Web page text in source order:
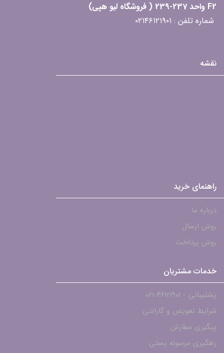
F2 واحد 237-239 ( فروشگاه لیو هپی)
شماره تلفن : ۰۲۱۴۶۱۲۱۹۰۱
نقشه
راهنمای خرید
درباره ما
روش ارسال
روش پرداخت
خدمات مشتریان
پشتیبانی - ۴۶۱۲۱۹۰۱-021
شرایط تعویض و گارانتی
پیگیری سفارش
رهگیری مرسوله پستی